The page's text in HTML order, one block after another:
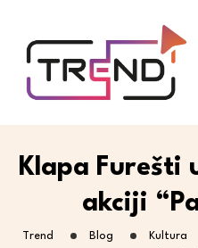
Klapa Furešti
akciji
Trend Blog Kultura